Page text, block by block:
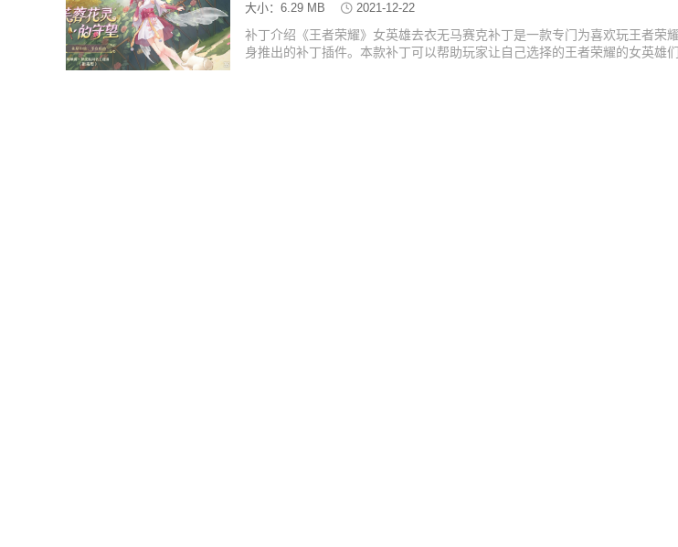
大小：6.29 MB 2021-12-22
补丁介绍《王者荣耀》女英雄去衣无马赛克补丁是一款专门为喜欢玩王者荣
身推出的补丁插件。本款补丁可以帮助玩家让自己选择的王者荣耀的女英雄